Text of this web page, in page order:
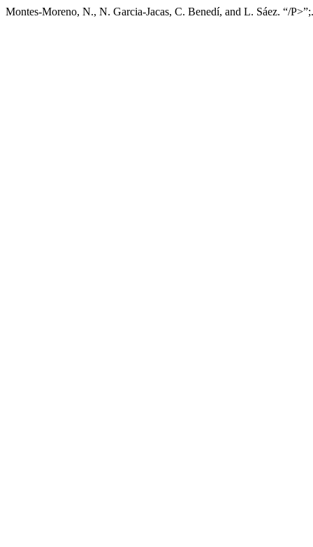
Montes-Moreno, N., N. Garcia-Jacas, C. Benedí, and L. Sáez. “/